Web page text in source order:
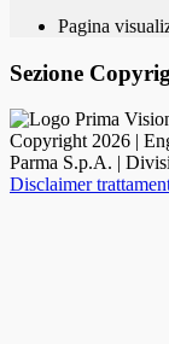
Pagina
Sezione
Copyright 2026 |
Parma S.p.A. |
Disclaimer